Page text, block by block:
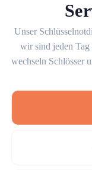
Unser
wir sind jeden
wechseln Schlösser